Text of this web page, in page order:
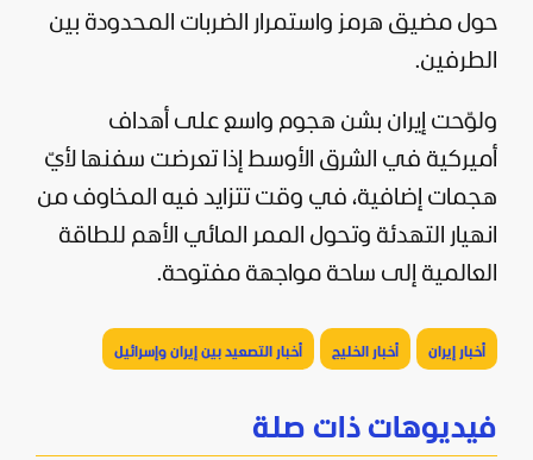
حول مضيق هرمز واستمرار الضربات المحدودة بين
الطرفين.
ولوّحت إيران بشن هجوم واسع على أهداف
أميركية في الشرق الأوسط إذا تعرضت سفنها لأيّ
هجمات إضافية، في وقت تتزايد فيه المخاوف من
انهيار التهدئة وتحول الممر المائي الأهم للطاقة
العالمية إلى ساحة مواجهة مفتوحة.
أخبار إيران أخبار الخليج أخبار التصعيد بين إيران وإسرائيل
فيديوهات ذات صلة